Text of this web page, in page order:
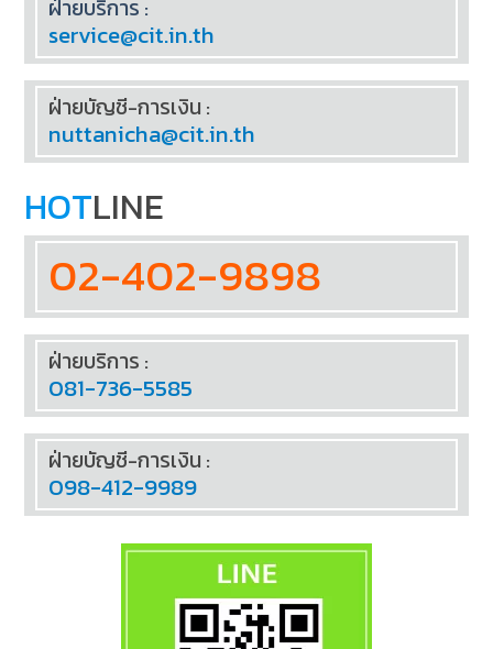
ฝ่ายบริการ :
service@cit.in.th
ฝ่ายบัญชี-การเงิน :
nuttanicha@cit.in.th
HOTLINE
02-402-9898
ฝ่ายบริการ :
081-736-5585
ฝ่ายบัญชี-การเงิน :
098-412-9989